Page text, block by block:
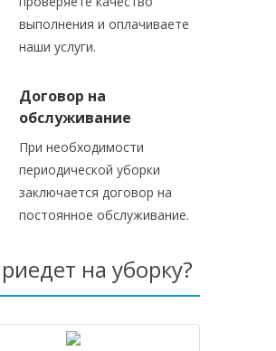
выполнения и оплачиваете
наши услуги.
Договор на
обслуживание
При необходимости
периодической уборки
заключается договор на
постоянное обслуживание.
на уборку?